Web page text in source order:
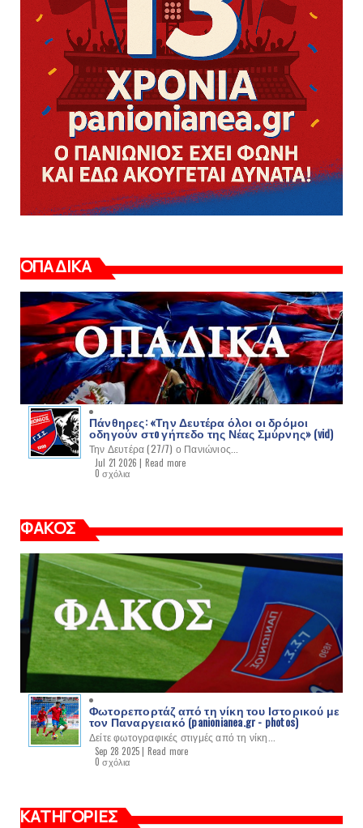
ΟΠΑΔΙΚΑ
Πάνθηρες: «Την Δευτέρα όλοι οι δρόμοι
οδηγούν στo γήπεδο της Νέας Σμύρνης» (vid)
Την Δευτέρα (27/7) ο Πανιώνιος...
Jul 21 2026 | Read more
0 σχόλια
ΦΑΚΟΣ
Φωτορεπορτάζ από τη νίκη του Ιστορικού με
τον Παναργειακό (panionianea.gr - photos)
Δείτε φωτογραφικές στιγμές από τη νίκη...
Sep 28 2025 | Read more
0 σχόλια
ΚΑΤΗΓΟΡΙΕΣ